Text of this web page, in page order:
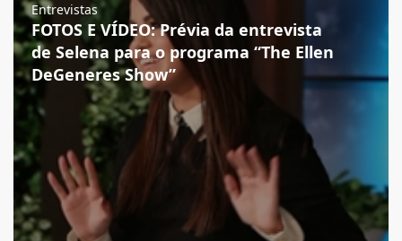
Entrevistas
FOTOS E VÍDEO: Prévia da entrevista
de Selena para o programa “The Ellen
DeGeneres Show”